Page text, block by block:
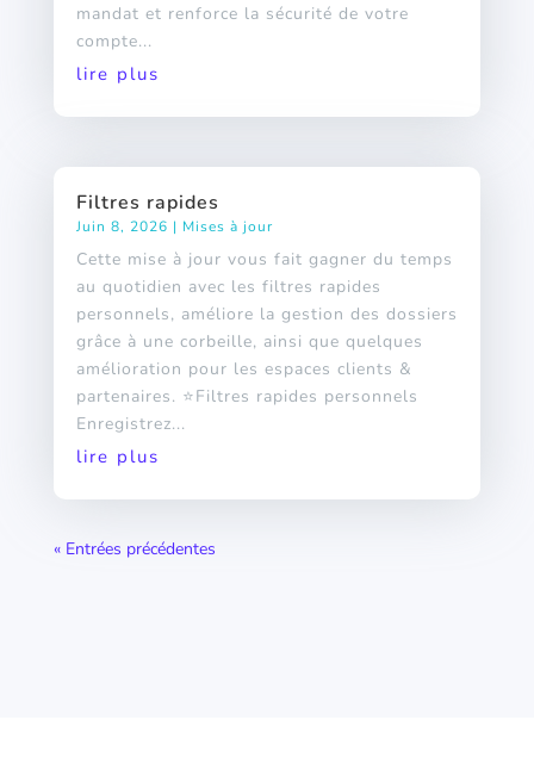
mandat et renforce la sécurité de votre
compte...
lire plus
Filtres rapides
Juin 8, 2026 | Mises à jour
Cette mise à jour vous fait gagner du temps
au quotidien avec les filtres rapides
personnels, améliore la gestion des dossiers
grâce à une corbeille, ainsi que quelques
amélioration pour les espaces clients &
partenaires. ⭐Filtres rapides personnels
Enregistrez...
lire plus
« Entrées précédentes